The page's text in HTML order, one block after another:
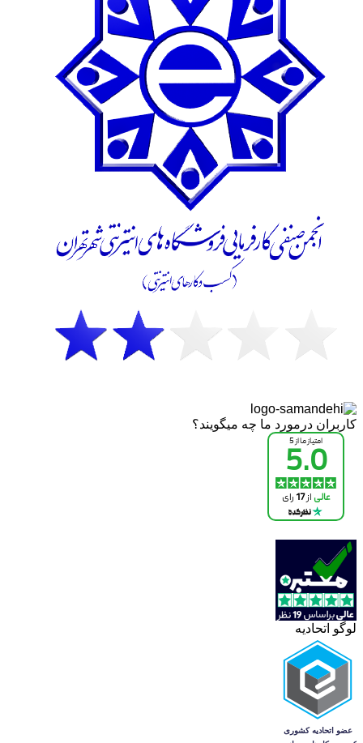
کاربران درمورد ما چه میگویند؟
لوگو اتحادیه